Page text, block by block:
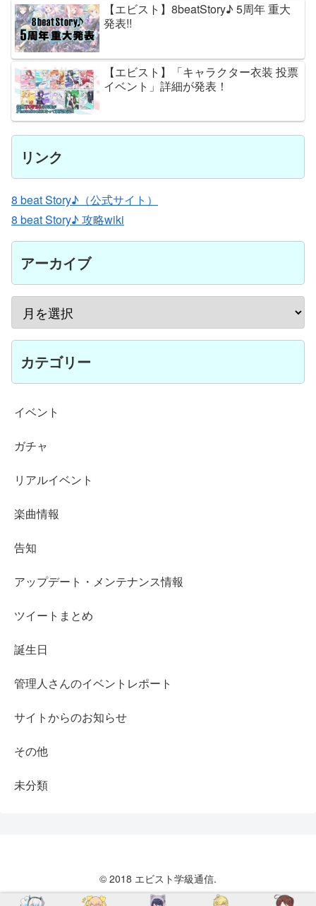
【エビスト】8beatStory♪ 5周年 重大
発表!!
【エビスト】「キャラクター衣装 投票
イベント」詳細が発表！
リンク
8 beat Story♪（公式サイト）
8 beat Story♪ 攻略wiki
アーカイブ
カテゴリー
イベント
ガチャ
リアルイベント
楽曲情報
告知
アップデート・メンテナンス情報
ツイートまとめ
誕生日
管理人さんのイベントレポート
サイトからのお知らせ
その他
未分類
© 2018 エビスト学級通信.